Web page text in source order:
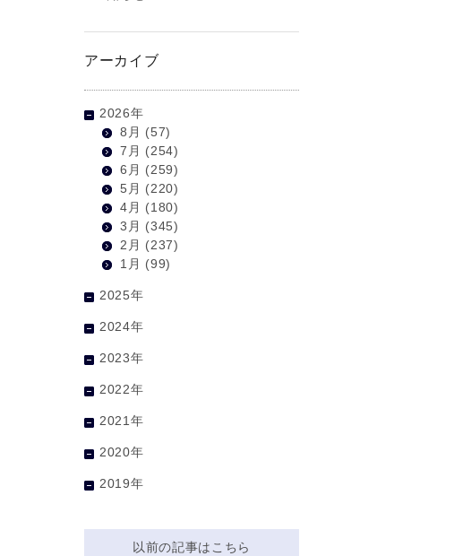
アーカイブ
2026年
8月 (57)
7月 (254)
6月 (259)
5月 (220)
4月 (180)
3月 (345)
2月 (237)
1月 (99)
2025年
2024年
2023年
2022年
2021年
2020年
2019年
以前の記事はこちら